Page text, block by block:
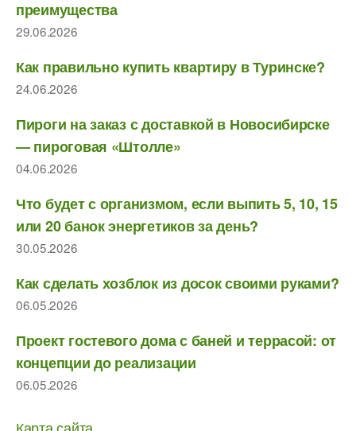
преимущества
29.06.2026
Как правильно купить квартиру в Туринске?
24.06.2026
Пироги на заказ с доставкой в Новосибирске
— пироговая «Штолле»
04.06.2026
Что будет с организмом, если выпить 5, 10, 15
или 20 банок энергетиков за день?
30.05.2026
Как сделать хозблок из досок своими руками?
06.05.2026
Проект гостевого дома с баней и террасой: от
концепции до реализации
06.05.2026